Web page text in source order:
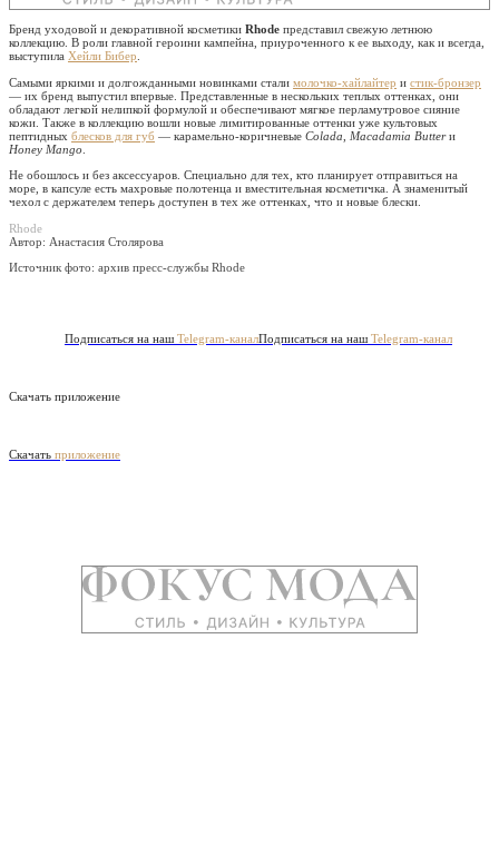
Бренд уходовой и декоративной косметики Rhode представил свежую летнюю
коллекцию. В роли главной героини кампейна, приуроченного к ее выходу, как и всегда,
выступила Хейли Бибер
Самыми яркими и долгожданными новинками стали молочко-хайлайтер и стик-бронзер
— их бренд выпустил впервые. Представленные в нескольких теплых оттенках, они
обладают легкой нелипкой формулой и обеспечивают мягкое перламутровое сияние
кожи. Также в коллекцию вошли новые лимитированные оттенки уже культовых
пептидных блесков для губ — карамельно-коричневые Colada Macadamia Butterи
Honey Mango
Не обошлось и без аксессуаров. Специально для тех, кто планирует отправиться на
море, в капсуле есть махровые полотенца и вместительная косметичка. А знаменитый
чехол с держателем теперь доступен в тех же оттенках, что и новые блески.
Rhode
Автор: Анастасия Столярова
Источник фото: архив пресс-службы Rhode
Подписаться на наш Telegram-каналПодписаться на наш Telegram-канал
Скачать приложение
Скачать приложение